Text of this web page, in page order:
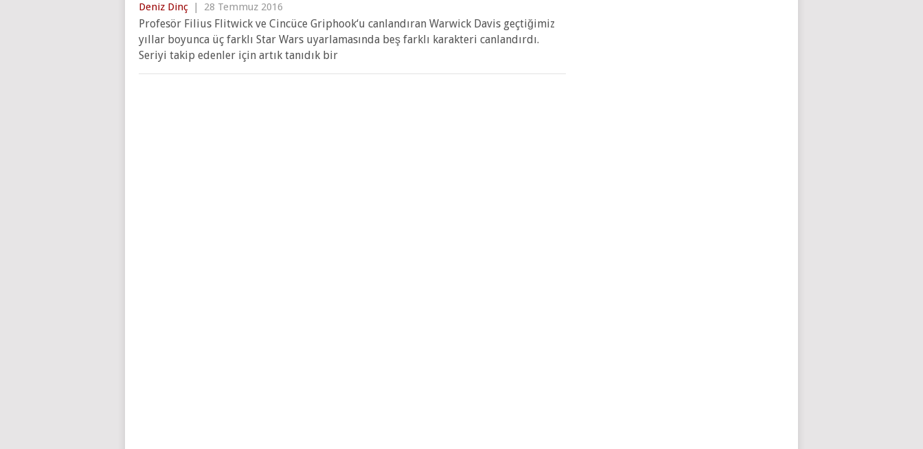
Deniz Dinç | 28 Temmuz 2016
Profesör Filius Flitwick ve Cincüce Griphook‘u canlandıran Warwick Davis geçtiğimiz
yıllar boyunca üç farklı Star Wars uyarlamasında beş farklı karakteri canlandırdı.
Seriyi takip edenler için artık tanıdık bir